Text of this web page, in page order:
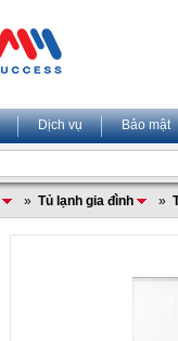
Dịch vụ Bảo mật
» Tủ lạnh gia đình »